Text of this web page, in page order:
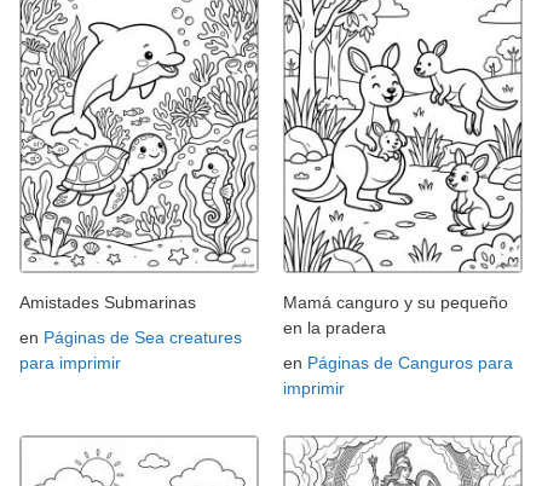
Amistades Submarinas
en Páginas de Sea creatures
para imprimir
Mamá canguro y su pequeño
en la pradera
en Páginas de Canguros para
imprimir